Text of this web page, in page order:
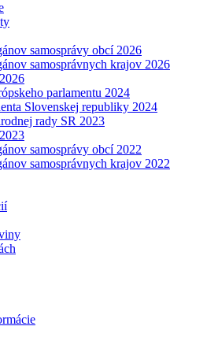
samosprávy obcí 2026
samosprávnych krajov 2026
parlamentu 2024
Slovenskej republiky 2024
rady SR 2023
samosprávy obcí 2022
samosprávnych krajov 2022